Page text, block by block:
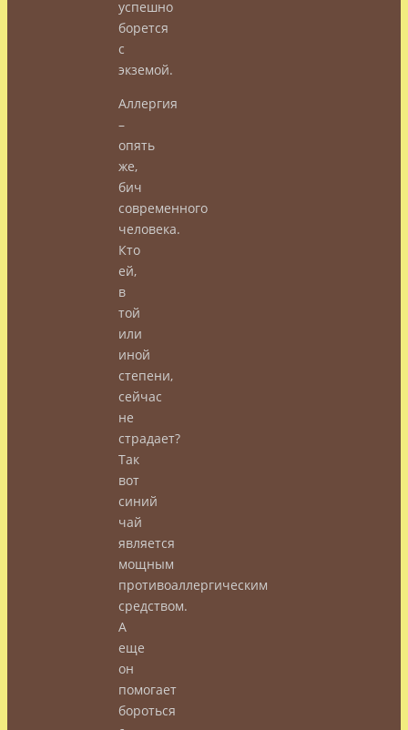
успешно
борется
с
экземой.
Аллергия
–
опять
же,
бич
современного
человека.
Кто
ей,
в
той
или
иной
степени,
сейчас
не
страдает?
Так
вот
синий
чай
является
мощным
противоаллергическим
средством.
А
еще
он
помогает
бороться